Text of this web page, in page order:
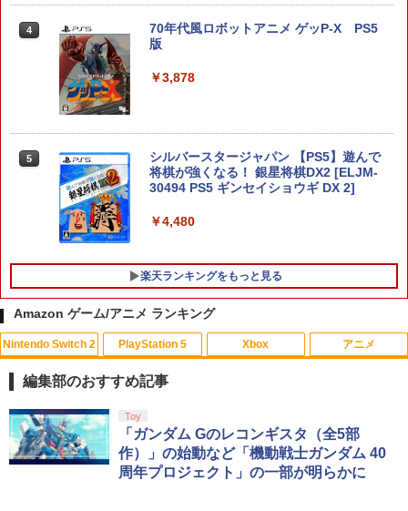
2025年 スイッチ2モデル用 スリムケース
持ち運び キャリングケース 耐衝撃 薄型
ハードポーチ ゲームカード12枚収納 ア
4
【顧客満足度98.3%】 Switch2 ケース
大容量 Switch2/Switch通常モデル/Swit
ch lite/Switch 有機ELモテルに対応 収納
ーチ スタンド/コントローラー/カード/ド
ックなど収納可能 カバー 収納ボックス
￥2,880
5 Nintendo Switch 2 ACアダプター
4
70年代風ロボットアニメ ゲッP-X PS5
版
￥3,878
5
シルバースタージャパン 【PS5】遊んで
将棋が強くなる！ 銀星将棋DX2 [ELJM-
30494 PS5 ギンセイショウギ DX 2]
￥4,480
楽天ランキングをもっと見る
1 【中古】ゲーム&ワリオ
￥1,288
【中古】ファイナルファンタジーコレク
1
【中古】 ウォーキング with ダイナソー
[レンタル落ち] [Blu-ray] [ブルーレイ]
エアコンカビとりすいすい（G型モデ
Amazon ゲーム/アニメ ランキング
Nintendo Switch 2
1
コード版
￥5,832
PlayStation 5
1
日本語専用 Console Language: Japan
ese only (CFI-2200B01)
￥55,000
Xbox
1
ラー + USB-C® ケーブル
￥8,300
アニメ
1
窩座再来 通常版 [Blu-ray]
￥3,982
編集部のおすすめ記事
Toy
「ガンダム Gのレコンギスタ（全5部
作）」の始動など「機動戦士ガンダム 40
周年プロジェクト」の一部が明らかに